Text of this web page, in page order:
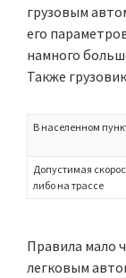
грузовым
его
намного
Также
В населенном
Допустимая
либо на трассе
Правила мало
легковым